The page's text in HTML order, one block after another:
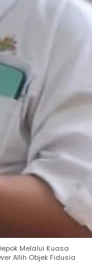
Melalui Kuasa
Allih Objek Fidusia